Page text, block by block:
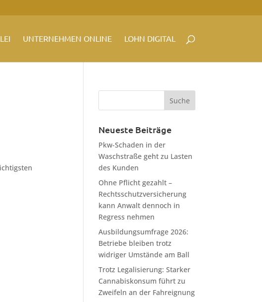
UNTERNEHMEN ONLINE LOHN DIGITAL
Neueste Beiträge
Pkw-Schaden in der
Waschstraße geht zu Lasten
des Kunden
Ohne Pflicht gezahlt –
Rechtsschutzversicherung
kann Anwalt dennoch in
Regress nehmen
Ausbildungsumfrage 2026:
Betriebe bleiben trotz
widriger Umstände am Ball
Trotz Legalisierung: Starker
Cannabiskonsum führt zu
Zweifeln an der Fahreignung